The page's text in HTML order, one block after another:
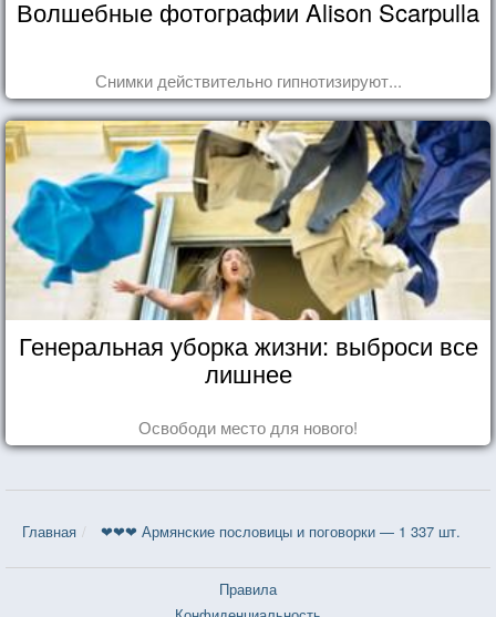
Волшебные фотографии Alison Scarpulla
Снимки действительно гипнотизируют...
Генеральная уборка жизни: выброси все
лишнее
Освободи место для нового!
Главная ❤❤❤ Армянские пословицы и поговорки — 1 337 шт.
Правила